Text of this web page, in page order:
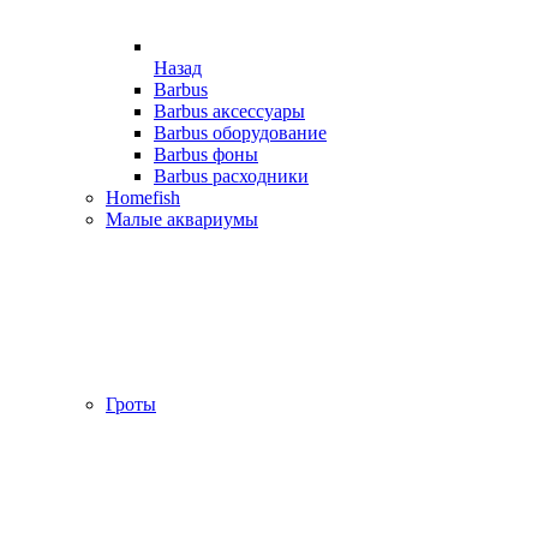
Назад
Barbus
Barbus аксессуары
Barbus оборудование
Barbus фоны
Barbus расходники
Homefish
Малые аквариумы
Гроты